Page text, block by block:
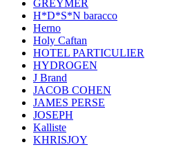
GREYMER
H*D*S*N baracco
Herno
Holy Caftan
HOTEL PARTICULIER
HYDROGEN
J Brand
JACOB COHEN
JAMES PERSE
JOSEPH
Kalliste
KHRISJOY